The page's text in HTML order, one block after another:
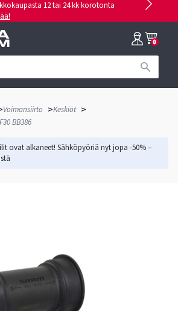
12 tai 24 kk korotonta
0
Voimansiirto >Keskiöt >
BB386
ovat alkaneet! Sähköpyöriä nyt jopa -50% –